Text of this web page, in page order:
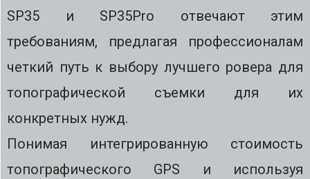
SP35 и SP35Pro отвечают этим
требованиям, предлагая профессионалам
четкий путь к выбору лучшего ровера для
топографической съемки для их
конкретных нужд.
Понимая интегрированную стоимость
топографического GPS и используя